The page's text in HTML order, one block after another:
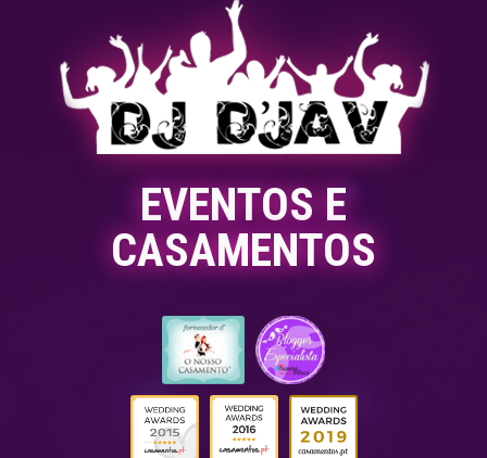
EVENTOS E
CASAMENTOS